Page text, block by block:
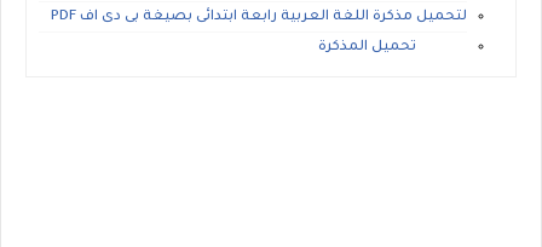
لتحميل مذكرة اللغة العربية رابعة ابتدائى بصيغة بى دى اف PDF
تحميل المذكرة